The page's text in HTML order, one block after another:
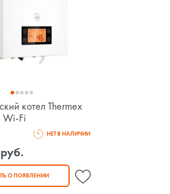
котел Thermex
Wi-Fi
НЕТ В НАЛИЧИИ
О ПОЯВЛЕНИИ